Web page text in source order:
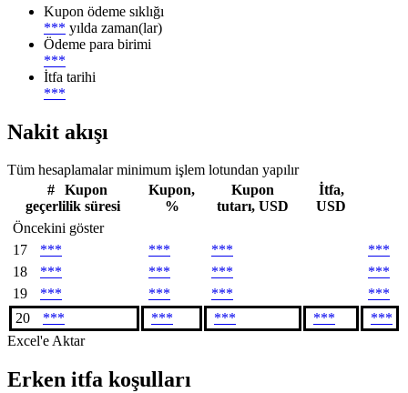
Kupon ödeme sıklığı
*** yılda zaman(lar)
Ödeme para birimi
***
İtfa tarihi
***
Nakit akışı
Tüm hesaplamalar minimum işlem lotundan yapılır
#
Kupon
geçerlilik süresi
Kupon,
%
Kupon
tutarı, USD
İtfa,
USD
Öncekini göster
17
*** *** ***
***
18
*** *** ***
***
19
*** *** ***
***
20
*** *** *** ***
***
Excel'e Aktar
Erken itfa koşulları